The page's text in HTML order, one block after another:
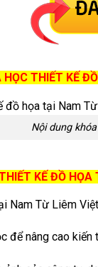
HỌC THIẾT KẾ
Nội dung
KẾ ĐỒ
Nam Từ Liêm
để nâng cao kiến